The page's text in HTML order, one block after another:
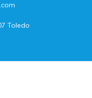
Toledo